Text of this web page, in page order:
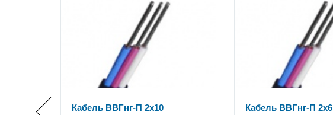
Кабель ВВГнг-П 2x10 Кабель ВВГнг-П 2x6